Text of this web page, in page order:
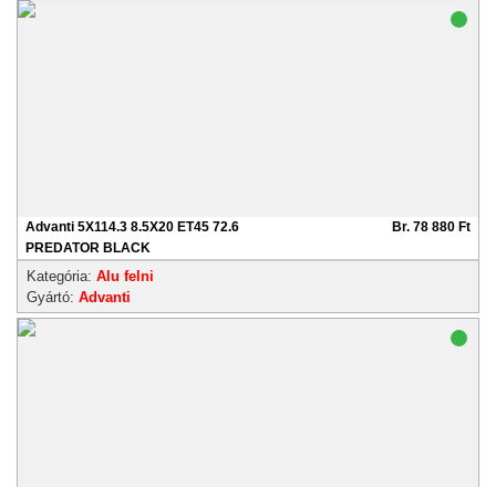
Advanti 5X114.3 8.5X20 ET45 72.6
PREDATOR BLACK
Br. 78 880 Ft
Kategória: Alu felni
Gyártó: Advanti